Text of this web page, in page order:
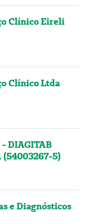
Clínico Eireli
Clínico Ltda
- DIAGITAB
(54003267-5)
e Diagnósticos